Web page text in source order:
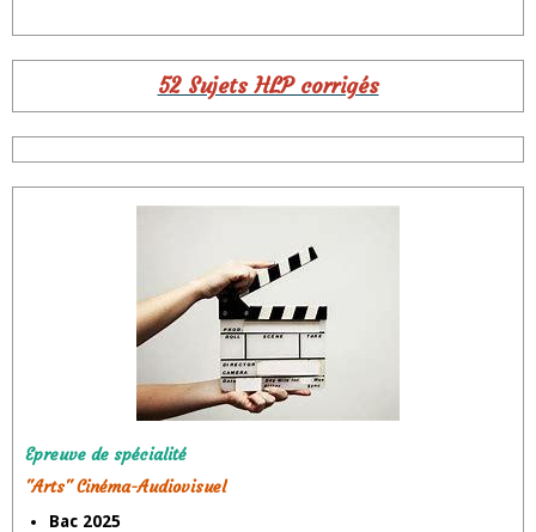
52 Sujets HLP corrigés
Epreuve de spécialité
"Arts" Cinéma-Audiovisuel
Bac 2025